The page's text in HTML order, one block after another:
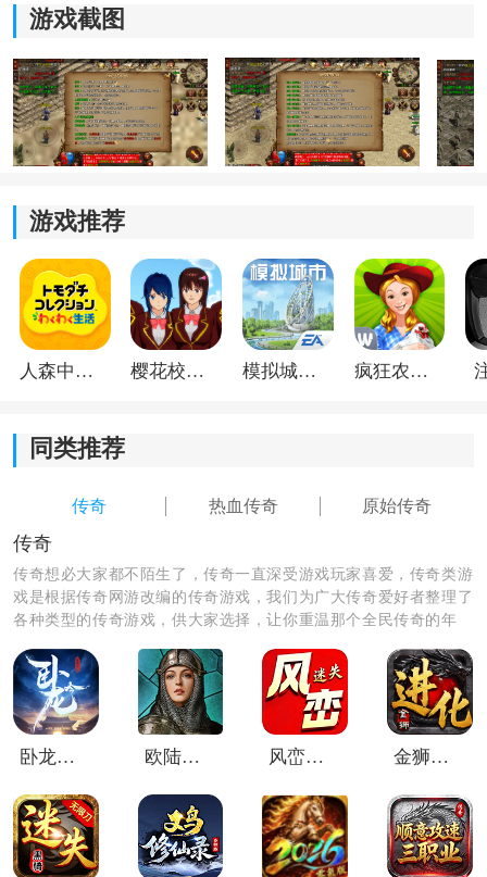
宝宝1.80.4游戏亮点
1. 社交互动性强
游戏鼓励玩家组队合作，共同挑战高难度副本和任务，
这不仅增强了游戏的趣味性，也促进了玩家之间的交流
与友谊。
2. 元宝作为核心货币，获取途径非常多元
至直接与其他玩家交易来获得，经济系统活跃且自由。
3. 装备打造充满惊喜
祖玛级别及以上的项链均有几率附带幸运+2属性，而使
用普通的祝福油也有机会将武器幸运值提升至+7，为追
求极品的玩家提供了持续的惊喜和动力。
游戏截图
游戏推荐
人森中文版 樱花校园模拟器1.048.00中文版 模拟城市我是巿长联机版 疯狂农场3美国派19
同类推荐
传奇 热血传奇 原始传奇
传奇
传奇想必大家都不陌生了，传奇一直深受游戏玩家喜爱，传奇类游
戏是根据传奇网游改编的传奇游戏，我们为广大传奇爱好者整理了
各种类型的传奇游戏，供大家选择，让你重温那个全民传奇的年
卧龙吟九游版 欧陆战争7国际版 风峦专属迷失 金狮进化专属